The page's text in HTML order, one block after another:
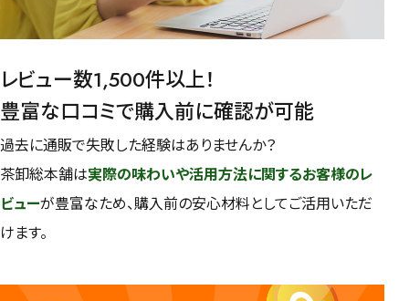
レビュー数1,500件以上！
豊富な口コミで購入前に確認が可能
過去に通販で失敗した経験はありませんか？
茶卸総本舗は実際の味わいや活用方法に関するお客様のレ
ビューが豊富なため、購入前の安心材料としてご活用いただ
けます。